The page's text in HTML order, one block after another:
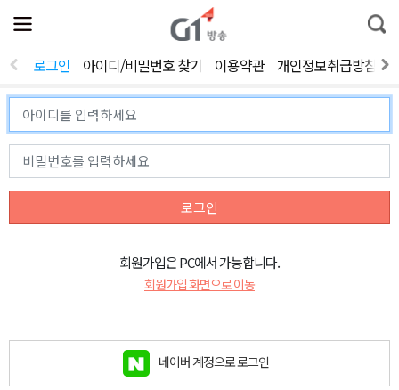
전
체
뉴
열
통
합
색
로그인 아이디/비밀번호 찾기 이용약관 개인정보취급방침
로그인
회원가입은 PC에서 가능합니다.
회원가입 화면으로 이동
네이버 계정으로 로그인